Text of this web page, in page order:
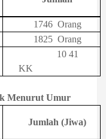
1746 Orang
1825 Orang
10 41
KK
Menurut Umur
Jumlah (Jiwa)